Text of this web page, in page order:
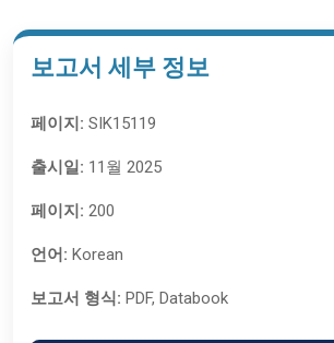
보고서 세부 정보
페이지: SIK15119
출시일: 11월 2025
페이지: 200
언어: Korean
보고서 형식: PDF, Databook